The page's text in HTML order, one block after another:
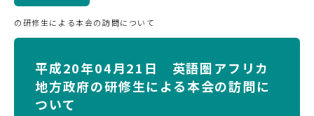
の研修生による本会の訪問について
平成20年04月21日 英語圏アフリカ
地方政府の研修生による本会の訪問に
ついて